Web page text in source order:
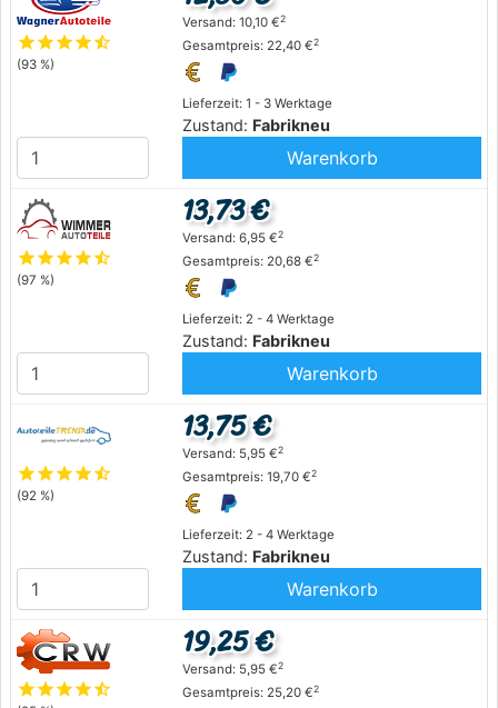
starstarstarstarstar_half
(93 %)
Lieferzeit: 1 - 3 Werktage
Zustand: Fabrikneu
Versand: 10,10 €2
Gesamtpreis: 22,40 €2
Warenkorb
starstarstarstarstar_half
(97 %)
Lieferzeit: 2 - 4 Werktage
Zustand: Fabrikneu
13,73 €
Versand: 6,95 €2
Gesamtpreis: 20,68 €2
Warenkorb
starstarstarstarstar_half
(92 %)
Lieferzeit: 2 - 4 Werktage
Zustand: Fabrikneu
13,75 €
Versand: 5,95 €2
Gesamtpreis: 19,70 €2
Warenkorb
starstarstarstarstar_half
19,25 €
Versand: 5,95 €2
Gesamtpreis: 25,20 €2